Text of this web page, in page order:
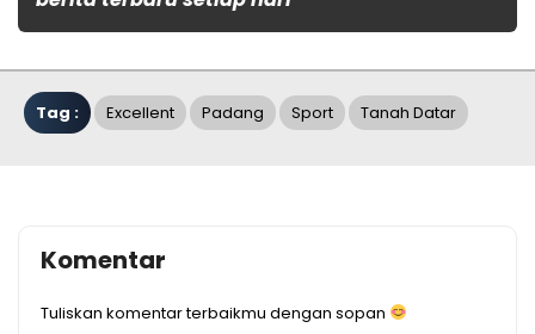
Tag : Excellent Padang Sport Tanah Datar
Komentar
Tuliskan komentar terbaikmu dengan sopan